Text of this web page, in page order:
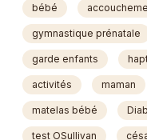
bébé
gymnastique prénatale
garde enfants
activités maman
matelas bébé
test OSullivan